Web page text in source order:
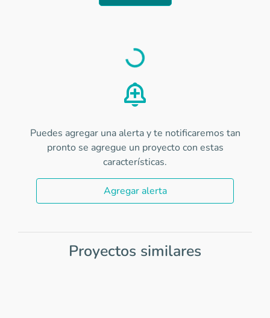
Load
Puedes agregar una alerta y te notificaremos tan
pronto se agregue un proyecto con estas
características.
Agregar alerta
Proyectos similares